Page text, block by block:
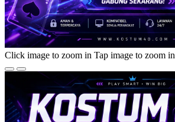
Click image to zoom in Tap image to zoom in